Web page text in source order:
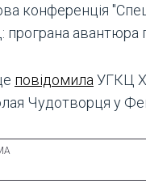
конференція
програна авантюра
повідомила УГКЦ
Чудотворця у